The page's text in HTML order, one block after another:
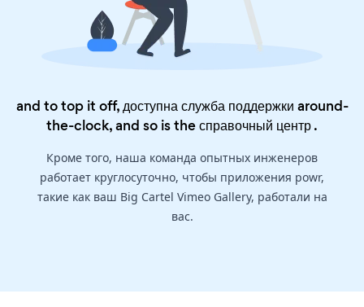
and to top it off, доступна служба поддержки around-
the-clock, and so is theсправочный центр.
Кроме того, наша команда опытных инженеров
работает круглосуточно, чтобы приложения powr,
такие как ваш Big Cartel Vimeo Gallery, работали на
вас.